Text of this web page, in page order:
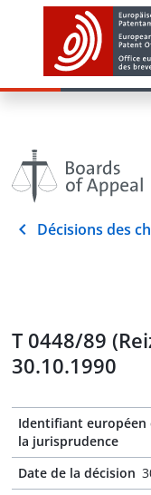
Décisions des
T 0448/89
30.10.1990
Identifiant européen
la jurisprudence
Date de la décision